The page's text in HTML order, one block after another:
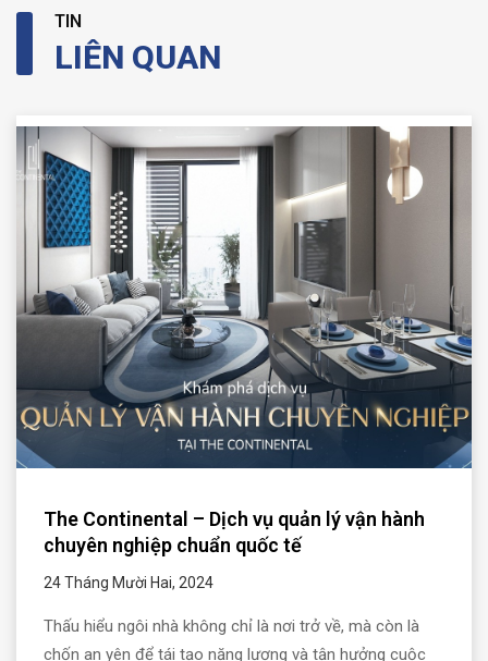
TIN
LIÊN QUAN
The Continental – Dịch vụ quản lý vận hành
chuyên nghiệp chuẩn quốc tế
24 Tháng Mười Hai, 2024
Thấu hiểu ngôi nhà không chỉ là nơi trở về, mà còn là
chốn an yên để tái tạo năng lượng và tận hưởng cuộc